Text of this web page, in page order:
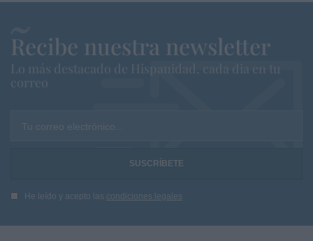
Recibe nuestra newsletter
Lo más destacado de Hispanidad, cada dia en tu
correo
Tu correo electrónico...
He leído y acepto las condiciones legales